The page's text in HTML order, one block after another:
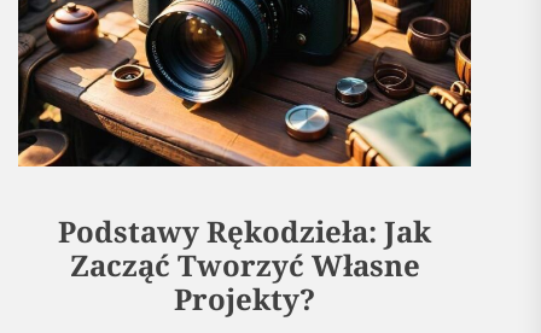
Podstawy Rękodzieła: Jak
Zacząć Tworzyć Własne
Projekty?